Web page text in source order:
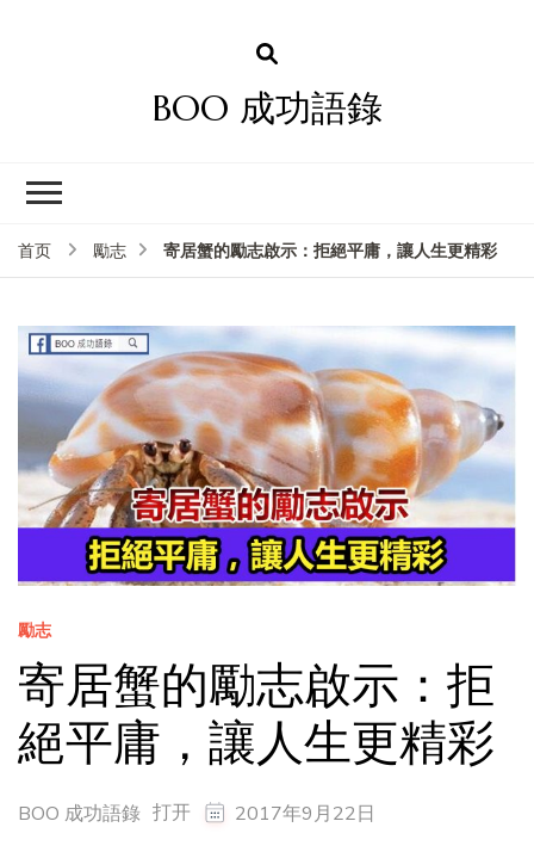
BOO 成功語錄
首页 勵志 寄居蟹的勵志啟示：拒絕平庸，讓人生更精彩
勵志
寄居蟹的勵志啟示：拒
絕平庸，讓人生更精彩
BOO 成功語錄 打开 2017年9月22日